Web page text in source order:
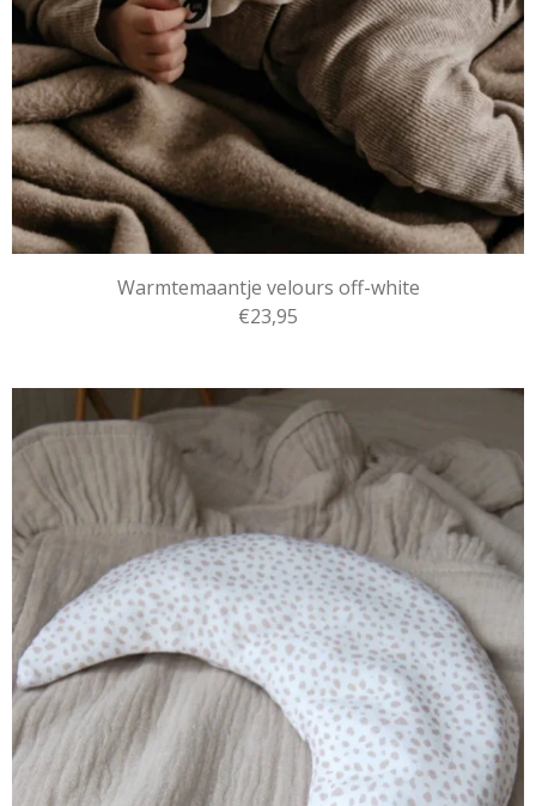
Warmtemaantje velours off-white
€23,95